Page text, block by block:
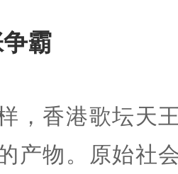
霸
，香港歌坛天
产物。原始社